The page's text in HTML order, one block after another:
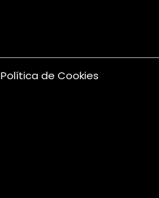
Política de Cookies